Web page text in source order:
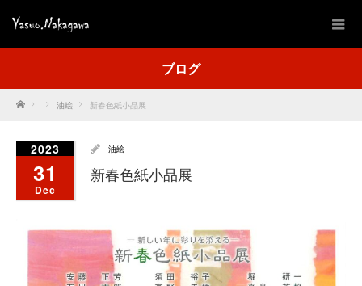
ブログ
Home 油絵 新春色紙小品展
2023
31
Dec
油絵
新春色紙小品展